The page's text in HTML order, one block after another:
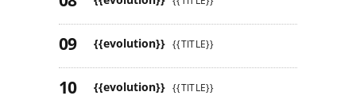
{{evolution}} {{TITLE}}
{{evolution}} {{TITLE}}